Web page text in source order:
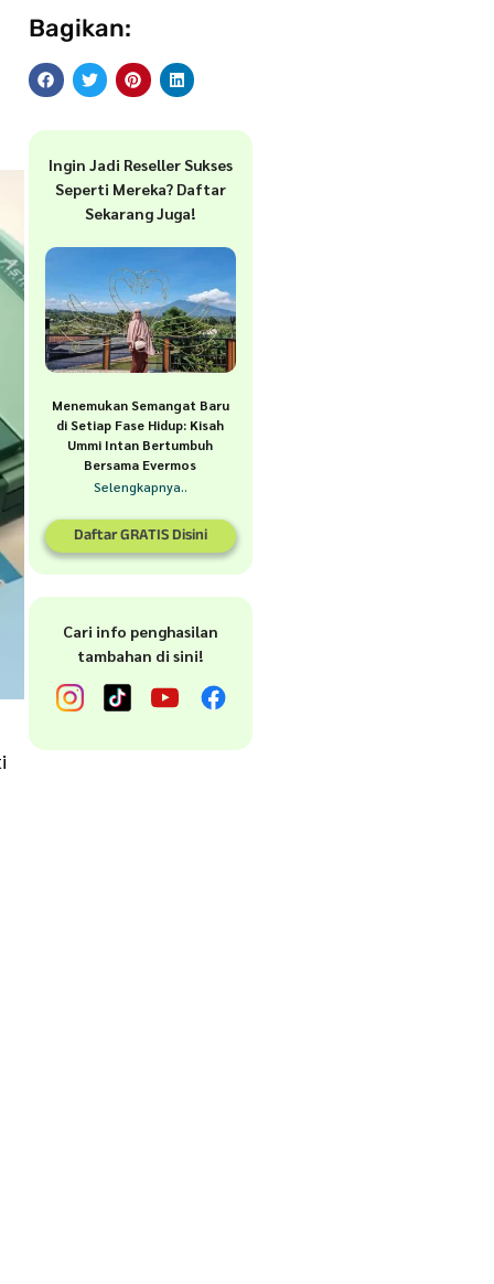
Bagikan:
Ingin Jadi Reseller Sukses
Seperti Mereka? Daftar
Sekarang Juga!
Menemukan Semangat Baru
di Setiap Fase Hidup: Kisah
Ummi Intan Bertumbuh
Bersama Evermos
Selengkapnya..
Daftar GRATIS Disini
Cari info penghasilan
tambahan di sini!